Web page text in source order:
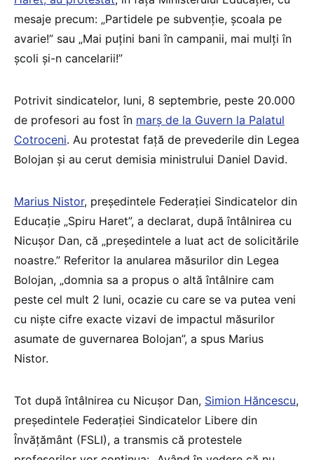
mesaje precum: „Partidele pe subvenție, școala pe
avarie!” sau „Mai puțini bani în campanii, mai mulți în
școli și-n cancelarii!”
Potrivit sindicatelor, luni, 8 septembrie, peste 20.000
de profesori au fost în marș de la Guvern la Palatul
Cotroceni. Au protestat față de prevederile din Legea
Bolojan și au cerut demisia ministrului Daniel David.
Marius Nistor, președintele Federației Sindicatelor din
Educație „Spiru Haret”, a declarat, după întâlnirea cu
Nicușor Dan, că „președintele a luat act de solicitările
noastre.” Referitor la anularea măsurilor din Legea
Bolojan, „domnia sa a propus o altă întâlnire cam
peste cel mult 2 luni, ocazie cu care se va putea veni
cu niște cifre exacte vizavi de impactul măsurilor
asumate de guvernarea Bolojan”, a spus Marius
Nistor.
Tot după întâlnirea cu Nicușor Dan, Simion Hăncescu,
președintele Federației Sindicatelor Libere din
Învățământ (FSLI), a transmis că protestele